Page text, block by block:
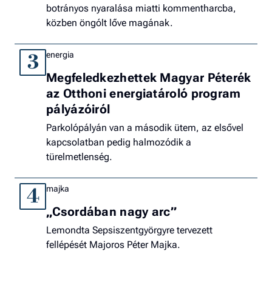
botrányos nyaralása miatti kommentharcba,
közben öngólt lőve magának.
3 energia
Megfeledkezhettek Magyar Péterék
az Otthoni energiatároló program
pályázóiról
Parkolópályán van a második ütem, az elsővel
kapcsolatban pedig halmozódik a
türelmetlenség.
4 majka
„Csordában nagy arc”
Lemondta Sepsiszentgyörgyre tervezett
fellépését Majoros Péter Majka.